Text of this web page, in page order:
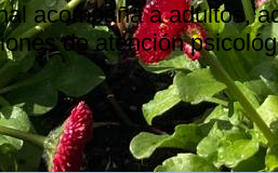
acompaña a adultos,
de atención